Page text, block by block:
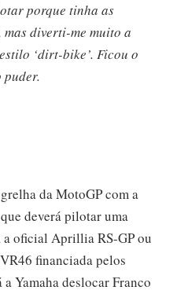
porque tinha as
diverti-me muito a
‘dirt-bike’. Ficou o
da MotoGP com a
deverá pilotar uma
oficial Aprillia RS-GP ou
financiada pelos
Yamaha deslocar Franco